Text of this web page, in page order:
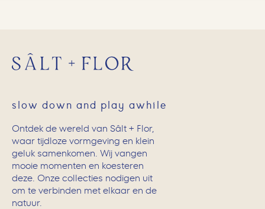
slow down and play awhile
Ontdek de wereld van Sâlt + Flor,
waar tijdloze vormgeving en klein
geluk samenkomen. Wij vangen
mooie momenten en koesteren
deze. Onze collecties nodigen uit
om te verbinden met elkaar en de
natuur.